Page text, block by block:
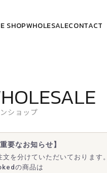
SHOPWHOLESALECONTACT
ショップ
要なお知らせ】
を分けていただいております。
の商品は